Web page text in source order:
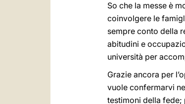
So che la messe è
coinvolgere le
sempre conto della
abitudini e
università per
Grazie ancora per
vuole confermarvi
testimoni della fede;